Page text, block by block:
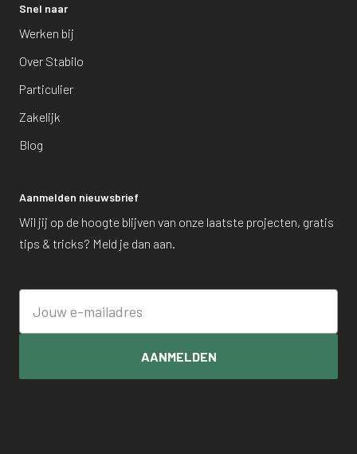
Snel naar
Werken bij
Over Stabilo
Particulier
Zakelijk
Blog
Aanmelden nieuwsbrief
Wil jij op de hoogte blijven van onze laatste projecten, gratis
tips & tricks? Meld je dan aan.